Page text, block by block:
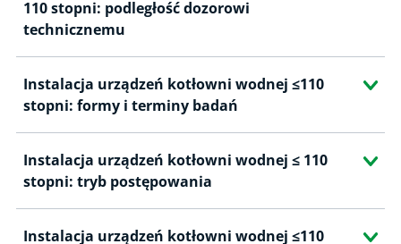
Wytwarzanie
Wykazy uprawnionych zakładów
Kwalifikacje osób
Uznawanie laboratoriów
Programy szkoleń
110 stopni: podległość dozorowi
technicznemu
Instalacja urządzeń kotłowni wodnej ≤110
stopni: formy i terminy badań
Instalacja urządzeń kotłowni wodnej ≤ 110
stopni: tryb postępowania
Instalacja urządzeń kotłowni wodnej ≤110